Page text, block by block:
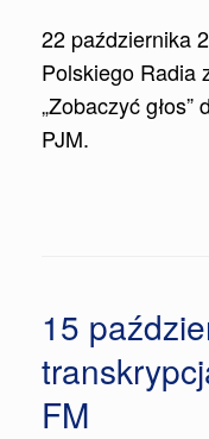
22 października
Polskiego Radia
„Zobaczyć
PJM.
15
FM